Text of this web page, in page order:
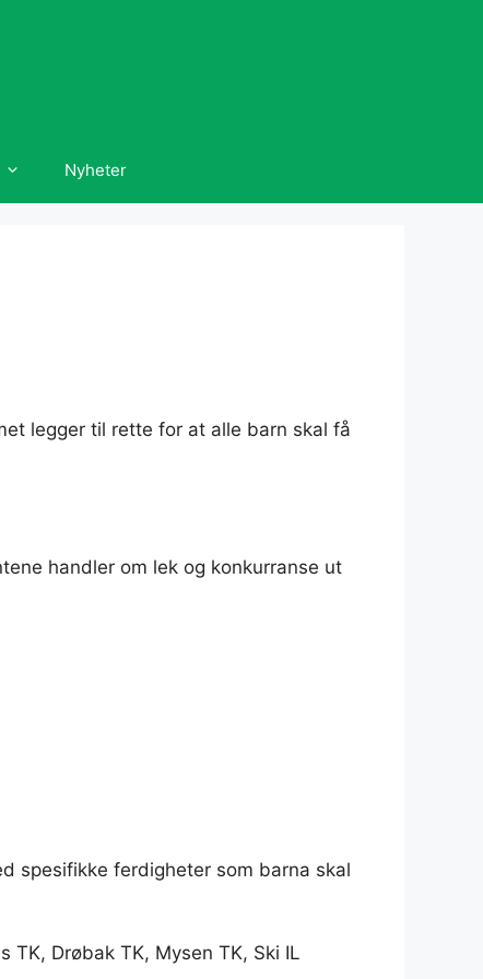
Nyheter
legger til rette for at alle barn skal få
handler om lek og konkurranse ut
spesifikke ferdigheter som barna skal
Drøbak TK, Mysen TK, Ski IL